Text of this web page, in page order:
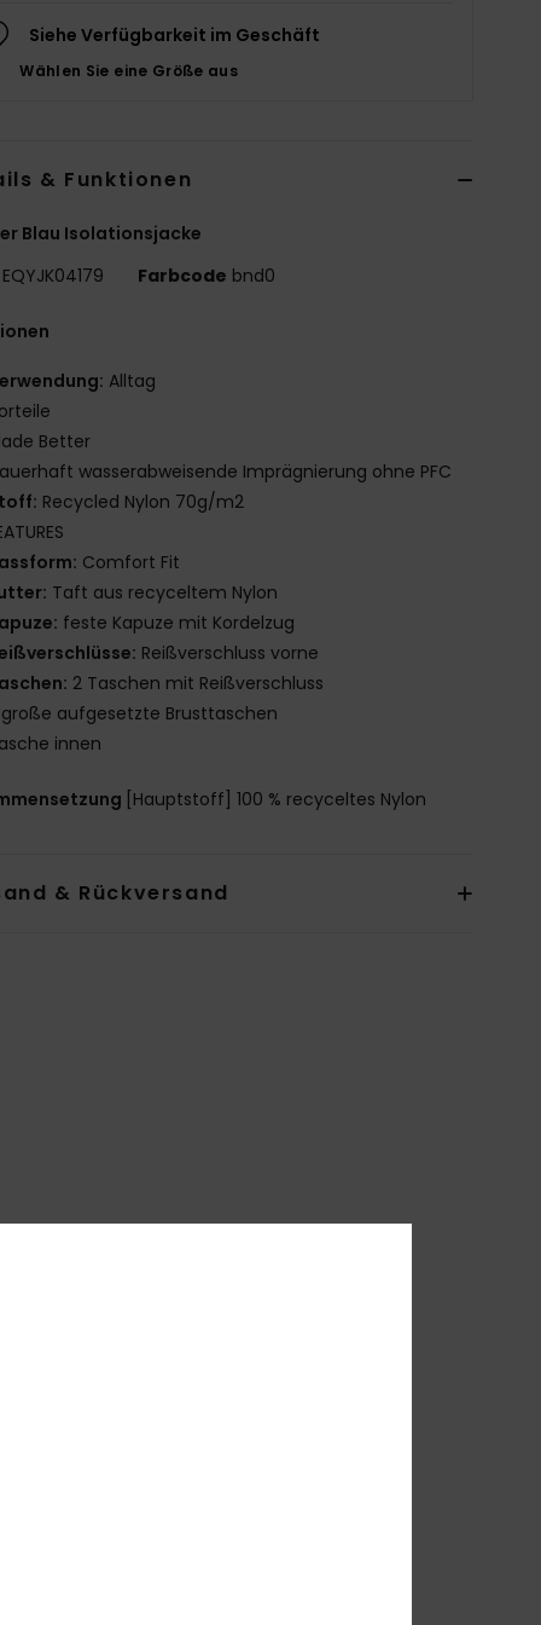
Siehe Verfügbarkeit im Geschäft
Wählen Sie eine Größe aus
& Funktionen
Blau Isolationsjacke
EQYJK04179 Farbcode bnd0
Alltag
Better
wasserabweisende Imprägnierung ohne PFC
Recycled Nylon 70g/m2
Comfort Fit
Taft aus recyceltem Nylon
feste Kapuze mit Kordelzug
Reißverschluss vorne
2 Taschen mit Reißverschluss
aufgesetzte Brusttaschen
innen
[Hauptstoff] 100 % recyceltes Nylon
& Rückversand